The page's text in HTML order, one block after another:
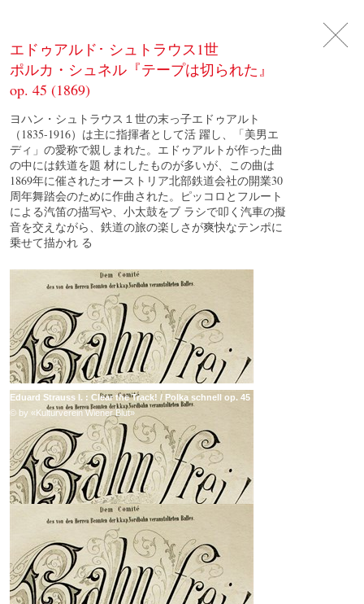
エドゥアルド･ シュトラウス1世
ポルカ・シュネル『テープは切られた』
op. 45 (1869)
ヨハン・シュトラウス１世の末っ子エドゥアルト
（1835-1916）は主に指揮者として活 躍し、「美男エ
ディ」の愛称で親しまれた。エドゥアルトが作った曲
の中には鉄道を題 材にしたものが多いが、この曲は
1869年に催されたオーストリア北部鉄道会社の開業30
周年舞踏会のために作曲された。ピッコロとフルート
による汽笛の描写や、小太鼓をブ ラシで叩く汽車の擬
音を交えながら、鉄道の旅の楽しさが爽快なテンポに
乗せて描かれ る
Eduard Strauss I. : Clear the Track! / Polka schnell op. 45
© by «Kulturverein Wiener Blut»